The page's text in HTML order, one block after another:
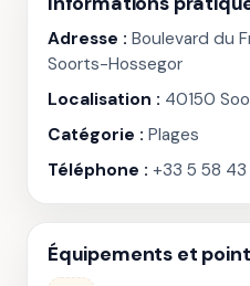
Adresse : Boulevard du
Soorts-Hossegor
Localisation : 40150
Catégorie : Plages
Téléphone : +33 5 58
Équipements et